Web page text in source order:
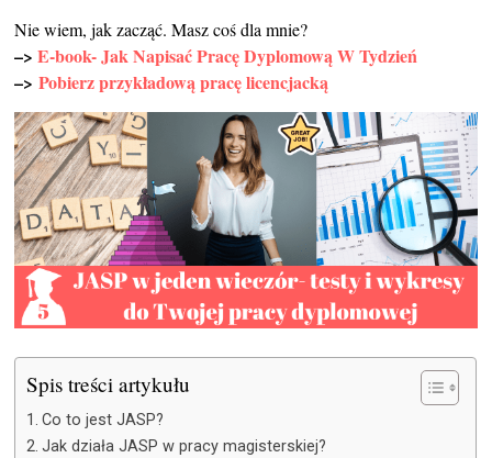
Nie wiem, jak zacząć. Masz coś dla mnie?
–>E-book- Jak Napisać Pracę Dyplomową W Tydzień
–>Pobierz przykładową pracę licencjacką
Spis treści artykułu
Co to jest JASP?
Jak działa JASP w pracy magisterskiej?